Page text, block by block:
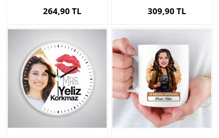
264,90 TL 309,90 TL